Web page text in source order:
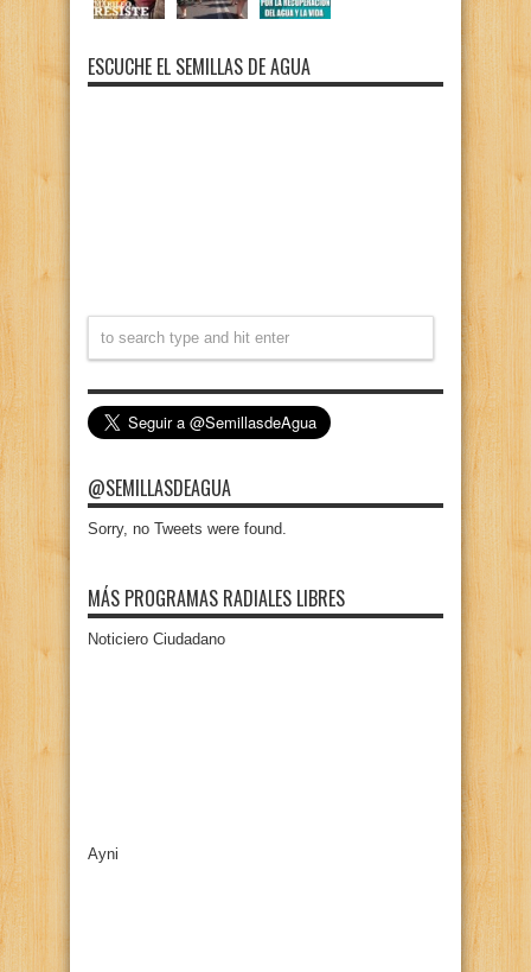
ESCUCHE EL SEMILLAS DE AGUA
@SEMILLASDEAGUA
Sorry, no Tweets were found.
MÁS PROGRAMAS RADIALES LIBRES
Noticiero Ciudadano
Ayni